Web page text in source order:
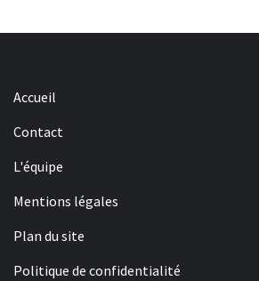
Accueil
Contact
L'équipe
Mentions légales
Plan du site
Politique de confidentialité